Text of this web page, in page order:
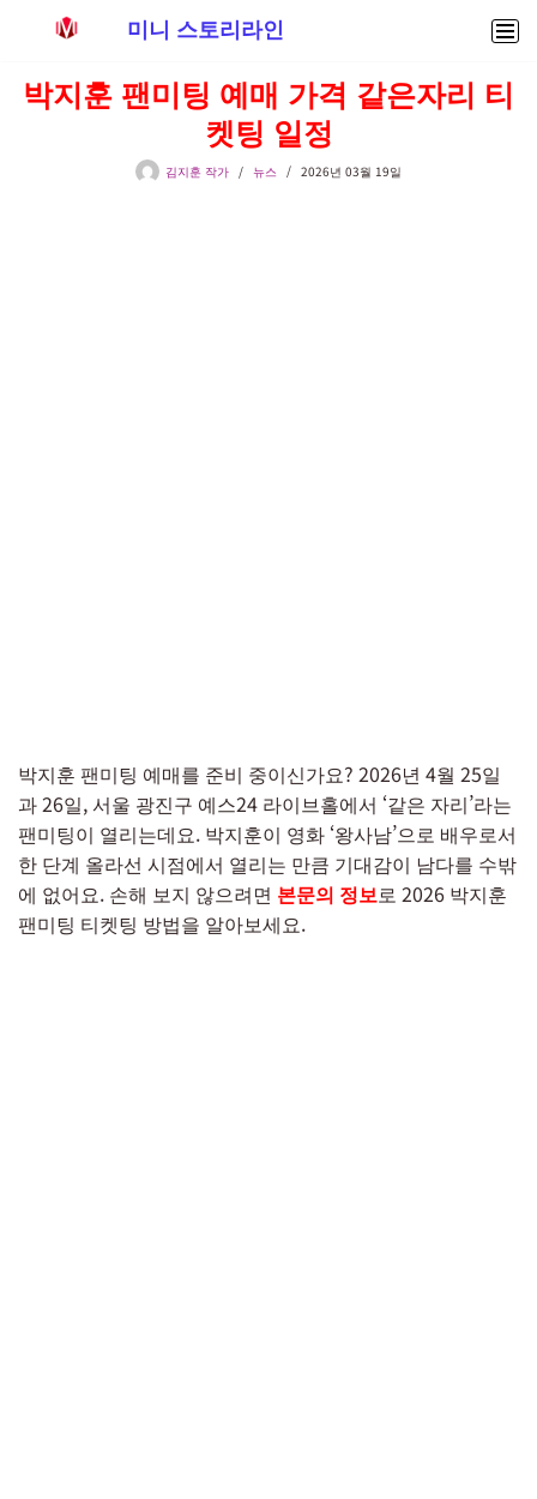
텐
미니 스토리라인
박지훈 팬미팅 예매 가격 같은자리 티
켓팅 일정
김지훈 작가 뉴스 2026년 03월 19일
박지훈 팬미팅 예매를 준비 중이신가요? 2026년 4월 25일
과 26일, 서울 광진구 예스24 라이브홀에서 ‘같은 자리’라는
팬미팅이 열리는데요. 박지훈이 영화 ‘왕사남’으로 배우로서
한 단계 올라선 시점에서 열리는 만큼 기대감이 남다를 수밖
에 없어요. 손해 보지 않으려면 본문의 정보로 2026 박지훈
팬미팅 티켓팅 방법을 알아보세요.